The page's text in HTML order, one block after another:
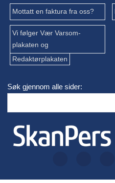
Mottatt en faktura fra oss?
Vi følger Vær Varsom-
plakaten og
Redaktørplakaten
Søk gjennom alle sider: